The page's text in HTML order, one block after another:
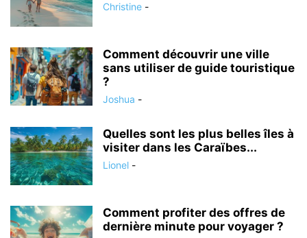
Christine -
Comment découvrir une ville
sans utiliser de guide touristique
?
Joshua -
Quelles sont les plus belles îles à
visiter dans les Caraïbes...
Lionel -
Comment profiter des offres de
dernière minute pour voyager ?